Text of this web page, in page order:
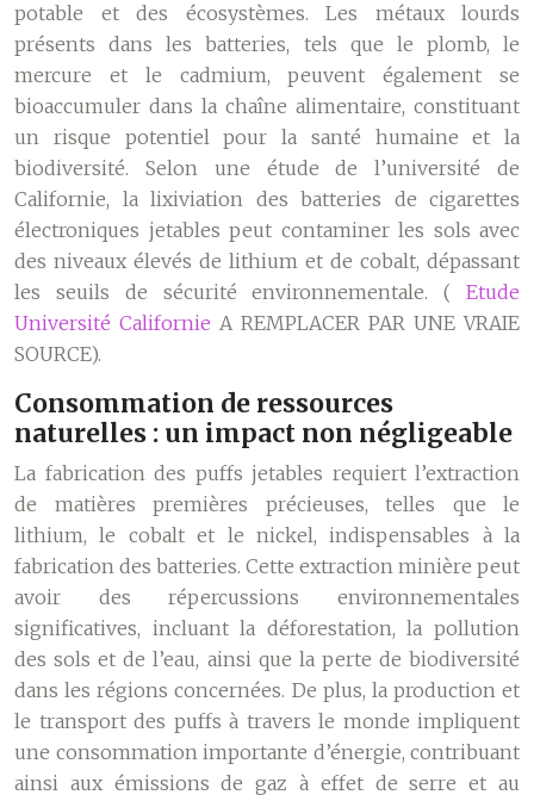
potable et des écosystèmes. Les métaux lourds
présents dans les batteries, tels que le plomb, le
mercure et le cadmium, peuvent également se
bioaccumuler dans la chaîne alimentaire, constituant
un risque potentiel pour la santé humaine et la
biodiversité. Selon une étude de l’université de
Californie, la lixiviation des batteries de cigarettes
électroniques jetables peut contaminer les sols avec
des niveaux élevés de lithium et de cobalt, dépassant
les seuils de sécurité environnementale. ( Etude
Université Californie A REMPLACER PAR UNE VRAIE
SOURCE).
Consommation de ressources
naturelles : un impact non négligeable
La fabrication des puffs jetables requiert l’extraction
de matières premières précieuses, telles que le
lithium, le cobalt et le nickel, indispensables à la
fabrication des batteries. Cette extraction minière peut
avoir des répercussions environnementales
significatives, incluant la déforestation, la pollution
des sols et de l’eau, ainsi que la perte de biodiversité
dans les régions concernées. De plus, la production et
le transport des puffs à travers le monde impliquent
une consommation importante d’énergie, contribuant
ainsi aux émissions de gaz à effet de serre et au